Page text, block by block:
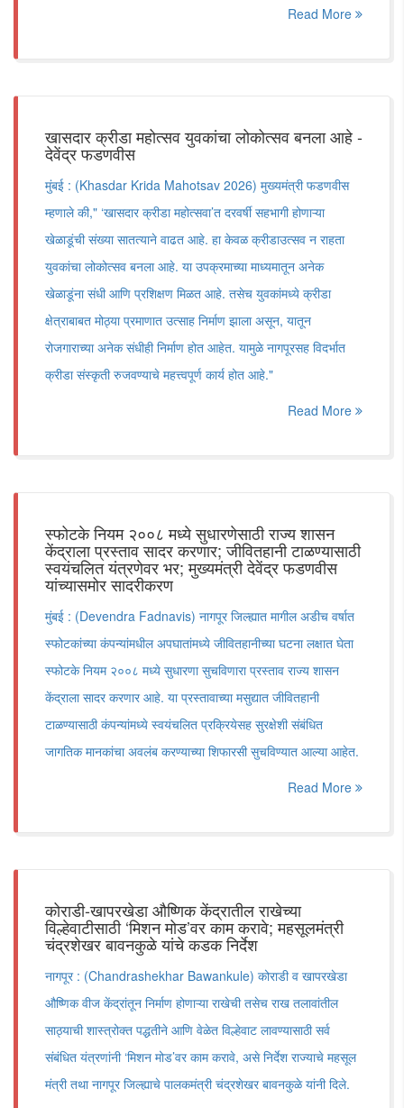
Read More
खासदार क्रीडा महोत्सव युवकांचा लोकोत्सव बनला आहे -
देवेंद्र फडणवीस
मुंबई : (Khasdar Krida Mahotsav 2026) मुख्यमंत्री फडणवीस
म्हणाले की," ‘खासदार क्रीडा महोत्सवा’त दरवर्षी सहभागी होणाऱ्या
खेळाडूंची संख्या सातत्याने वाढत आहे. हा केवळ क्रीडाउत्सव न राहता
युवकांचा लोकोत्सव बनला आहे. या उपक्रमाच्या माध्यमातून अनेक
खेळाडूंना संधी आणि प्रशिक्षण मिळत आहे. तसेच युवकांमध्ये क्रीडा
क्षेत्राबाबत मोठ्या प्रमाणात उत्साह निर्माण झाला असून, यातून
रोजगाराच्या अनेक संधीही निर्माण होत आहेत. यामुळे नागपूरसह विदर्भात
क्रीडा संस्कृती रुजवण्याचे महत्त्वपूर्ण कार्य होत आहे."
Read More
स्फोटके नियम २००८ मध्ये सुधारणेसाठी राज्य शासन
केंद्राला प्रस्ताव सादर करणार; जीवितहानी टाळण्यासाठी
स्वयंचलित यंत्रणेवर भर; मुख्यमंत्री देवेंद्र फडणवीस
यांच्यासमोर सादरीकरण
मुंबई : (Devendra Fadnavis) नागपूर जिल्ह्यात मागील अडीच वर्षात
स्फोटकांच्या कंपन्यांमधील अपघातांमध्ये जीवितहानीच्या घटना लक्षात घेता
स्फोटके नियम २००८ मध्ये सुधारणा सुचविणारा प्रस्ताव राज्य शासन
केंद्राला सादर करणार आहे. या प्रस्तावाच्या मसुद्यात जीवितहानी
टाळण्यासाठी कंपन्यांमध्ये स्वयंचलित प्रक्रियेसह सुरक्षेशी संबंधित
जागतिक मानकांचा अवलंब करण्याच्या शिफारसी सुचविण्यात आल्या आहेत.
Read More
कोराडी-खापरखेडा औष्णिक केंद्रातील राखेच्या
विल्हेवाटीसाठी ‘मिशन मोड’वर काम करावे; महसूलमंत्री
चंद्रशेखर बावनकुळे यांचे कडक निर्देश
नागपूर : (Chandrashekhar Bawankule) कोराडी व खापरखेडा
औष्णिक वीज केंद्रांतून निर्माण होणाऱ्या राखेची तसेच राख तलावांतील
साठ्याची शास्त्रोक्त पद्धतीने आणि वेळेत विल्हेवाट लावण्यासाठी सर्व
संबंधित यंत्रणांनी ‘मिशन मोड’वर काम करावे, असे निर्देश राज्याचे महसूल
मंत्री तथा नागपूर जिल्ह्याचे पालकमंत्री चंद्रशेखर बावनकुळे यांनी दिले.